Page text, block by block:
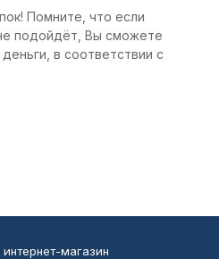
Помните, что если
подойдёт, Вы сможете
в соответствии с
магазин